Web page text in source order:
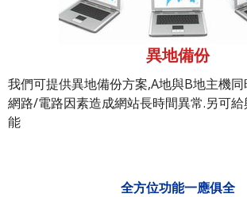
異地備份
我們可提供異地備份方案,A地與B地主機
網路/電路因素造成網站長時間異常.另可
能
全方位功能一應俱全